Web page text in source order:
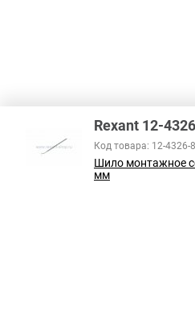
Rexant 12-
Код товара: 12-4326-8
Шило монтажное
мм